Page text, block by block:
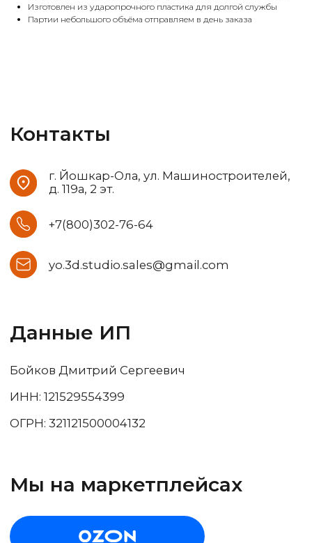
Изготовлен из ударопрочного пластика для долгой службы
Партии небольшого объёма отправляем в день заказа
Данные ИП
Мы на маркетплейсах
можете оставить заявку на
менеджер свяжется с вами в
течение часа и ответит на все
вопросы.
бесплатно на временной промежуток,
Диспенсер для крышек